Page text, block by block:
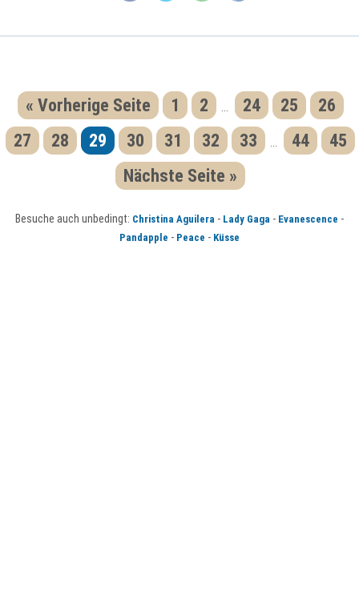
« Vorherige Seite 1 2 24 25
26
27
28 29 30 31 32 33 44
45
Nächste Seite »
Besuche auch unbedingt: Christina Aguilera - Lady Gaga - Evanescence -
Pandapple - Peace - Küsse